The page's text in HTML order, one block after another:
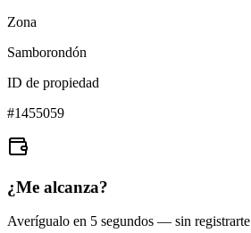
Zona
Samborondón
ID de propiedad
#1455059
¿Me alcanza?
Averígualo en 5 segundos — sin registrarte